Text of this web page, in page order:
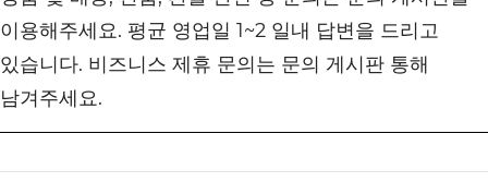
이용해주세요. 평균 영업일 1~2 일내 답변을 드리고
있습니다. 비즈니스 제휴 문의는 문의 게시판 통해
남겨주세요.